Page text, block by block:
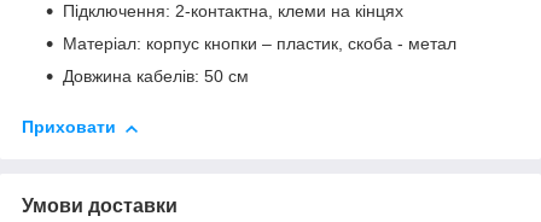
Підключення: 2-контактна, клеми на кінцях
Матеріал: корпус кнопки – пластик, скоба - метал
Довжина кабелів: 50 см
Приховати
Умови доставки